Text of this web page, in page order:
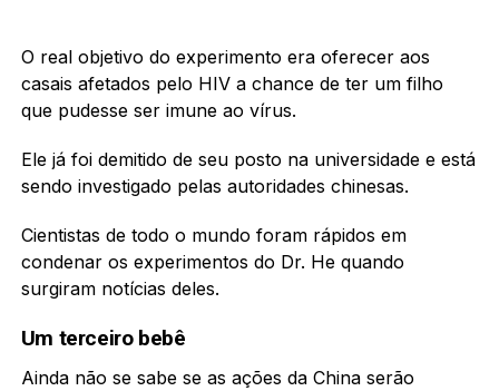
O real objetivo do experimento era oferecer aos
casais afetados pelo HIV a chance de ter um filho
que pudesse ser imune ao vírus.
Ele já foi demitido de seu posto na universidade e está
sendo investigado pelas autoridades chinesas.
Cientistas de todo o mundo foram rápidos em
condenar os experimentos do Dr. He quando
surgiram notícias deles.
Um terceiro bebê
Ainda não se sabe se as ações da China serão